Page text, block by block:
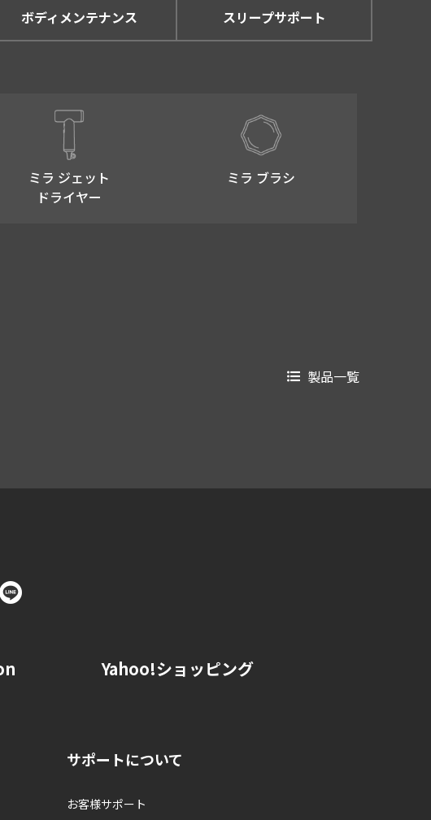
ボディメンテナンス スリープサポート
ミラ ジェット
ドライヤー
ミラ ブラシ
製品一覧
Yahoo!ショッピング
サポートについて
お客様サポート